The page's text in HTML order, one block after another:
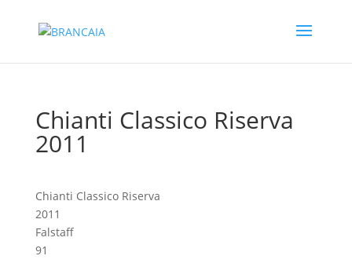
Chianti Classico Riserva
2011
Chianti Classico Riserva
2011
Falstaff
91